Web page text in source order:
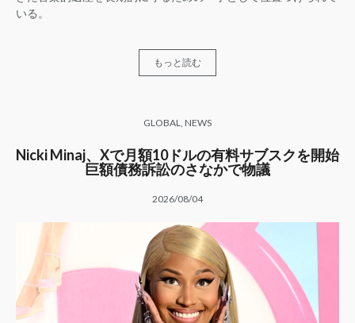
いる。
もっと読む
GLOBAL NEWS
Nicki Minaj、Xで月額10ドルの有料サブスクを開始
巨額債務訴訟のさなかで物議
2026/08/04